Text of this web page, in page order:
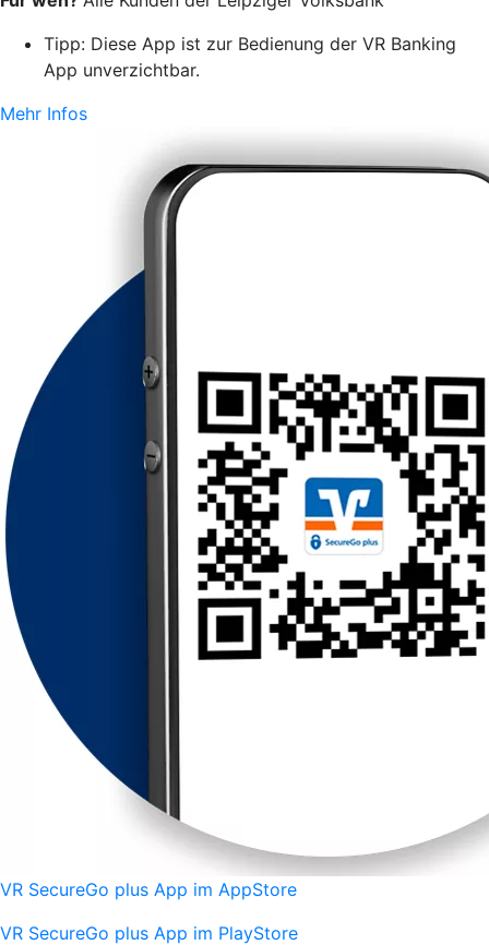
Tipp: Diese App ist zur Bedienung der VR Banking
App unverzichtbar.
Mehr Infos
VR SecureGo plus App im AppStore
VR SecureGo plus App im PlayStore